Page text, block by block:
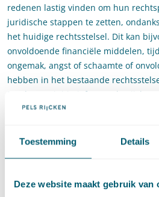
Toestemming Details
Deze website maakt gebruik van
redenen lastig vinden om hun
juridische stappen te zetten,
het huidige rechtsstelsel. Dit kan
onvoldoende financiële middelen,
ongemak, angst of schaamte of
hebben in het bestaande
Fonds, een initiatief van Pels
projecten die de toegang tot het
Access to Justice